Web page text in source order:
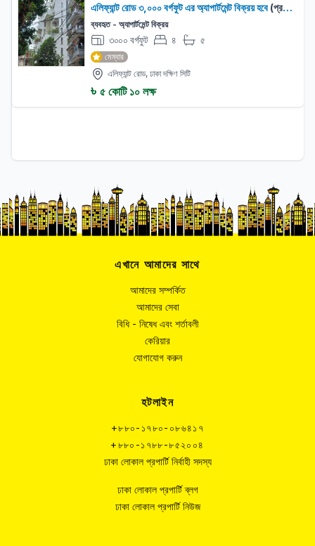
এলিফ্যান্ট রোড ৩,০০০ বর্গফুট এর অ্যাপার্টমেন্ট বিক্রয় হবে(প্রপার্টি বিক্রয়)
ব্যবহৃত - অ্যাপার্টমেন্ট বিক্রয়
৩০০০ বর্গফুট বেড: ৪ বাথরুম:৫
মেম্বার
এলিফ্যান্ট রোড, ঢাকা দক্ষিণ সিটি
৳ ৫ কোটি ১০ লক্ষ
এখানে আমাদের সাথে
আমাদের সম্পর্কিত
আমাদের সেবা
বিধি - নিষেধ এবং শর্তাবলী
কেরিয়ার
যোগাযোগ করুন
হটলাইন
+৮৮০-১৭৮০-০৮৬৪১৭
+৮৮০-১৭৮৮-৮৫২০০৪
ঢাকা লোকাল প্রপার্টি নির্বাহী সদস্য
ঢাকা লোকাল প্রপার্টি ব্লগ
ঢাকা লোকাল প্রপার্টি নিউজ